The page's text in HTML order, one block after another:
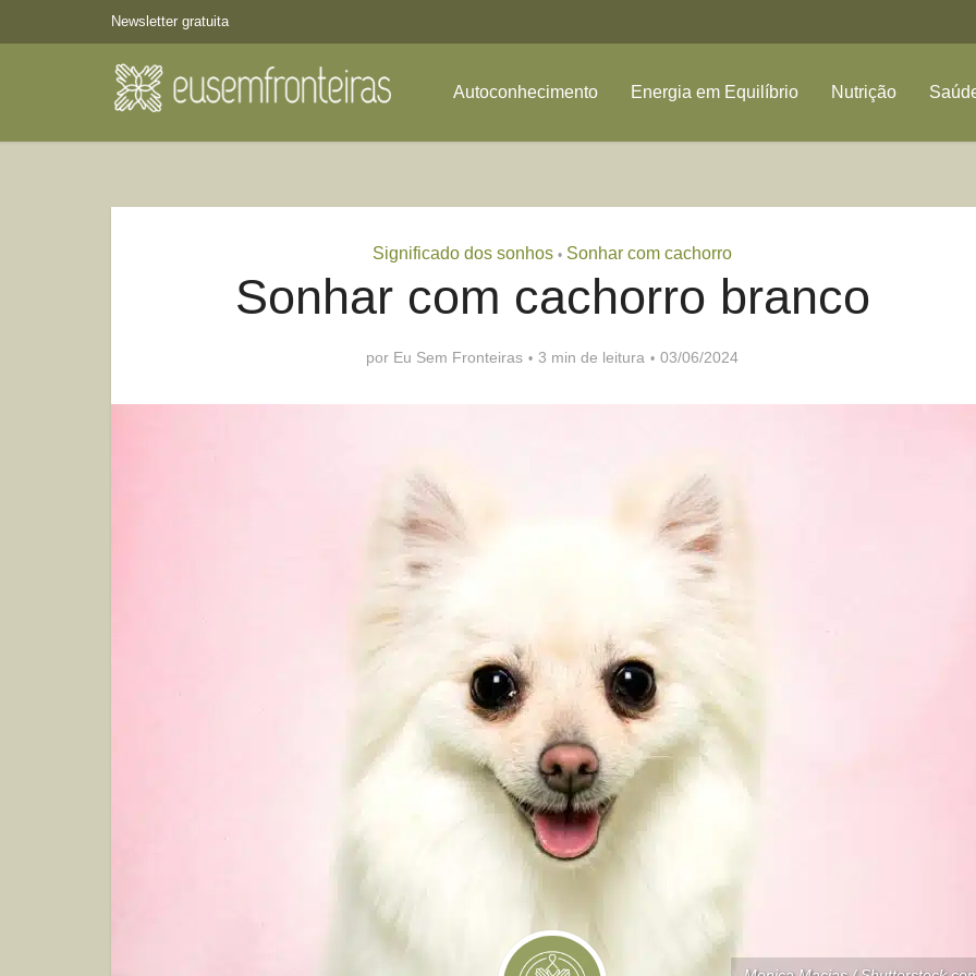
Newsletter gratuita
Autoconhecimento Energia em Equilíbrio Nutrição
Significado dos sonhos • Sonhar com cachorro
Sonhar com cachorro branco
por Eu Sem Fronteiras 3 min de leitura 03/06/2024